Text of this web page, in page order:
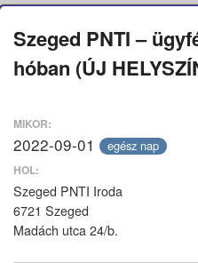
Szeged PNTI –
hóban (ÚJ
MIKOR:
2022-09-01 egész nap
HOL:
Szeged PNTI Iroda
6721 Szeged
Madách utca 24/b.